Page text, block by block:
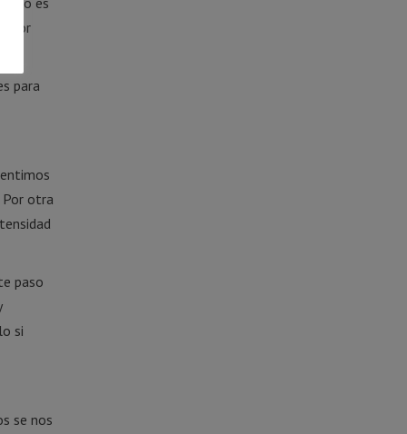
para
Por otra
paso
si
se nos